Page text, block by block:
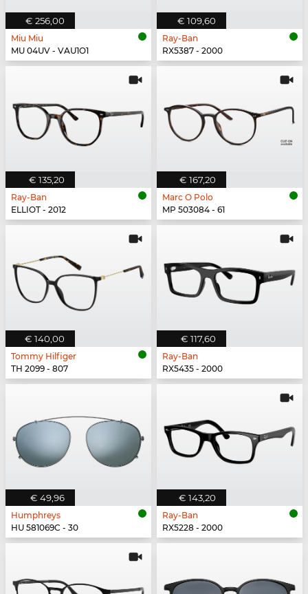
€ 256,00
Miu Miu
MU 04UV - VAU1O1
€ 109,60
Ray-Ban
RX5387 - 2000
€ 135,20
Ray-Ban
ELLIOT - 2012
€ 167,20
Marc O Polo
MP 503084 - 61
€ 140,00
Tommy Hilfiger
TH 2099 - 807
€ 117,60
Ray-Ban
RX5435 - 2000
€ 49,96
Humphreys
HU 581069C - 30
€ 143,20
Ray-Ban
RX5228 - 2000